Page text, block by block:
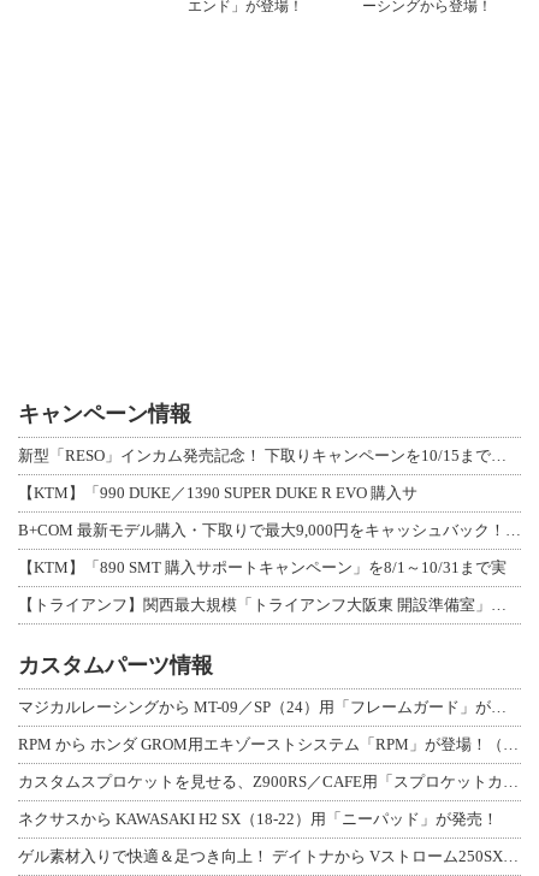
エンド」が登場！
ーシングから登場！
キャンペーン情報
新型「RESO」インカム発売記念！ 下取りキャンペーンを10/15まで延長して開
【KTM】「990 DUKE／1390 SUPER DUKE R EVO 購入サ
B+COM 最新モデル購入・下取りで最大9,000円をキャッシュバック！「B+F
【KTM】「890 SMT 購入サポートキャンペーン」を8/1～10/31まで実
【トライアンフ】関西最大規模「トライアンフ大阪東 開設準備室」がオープン！ 限定
カスタムパーツ情報
マジカルレーシングから MT-09／SP（24）用「フレームガード」が登場！
RPM から ホンダ GROM用エキゾーストシステム「RPM」が登場！（動画あり
カスタムスプロケットを見せる、Z900RS／CAFE用「スプロケットカバーフルキ
ネクサスから KAWASAKI H2 SX（18-22）用「ニーパッド」が発売！
ゲル素材入りで快適＆足つき向上！ デイトナから Vストローム250SX用「快適ロ